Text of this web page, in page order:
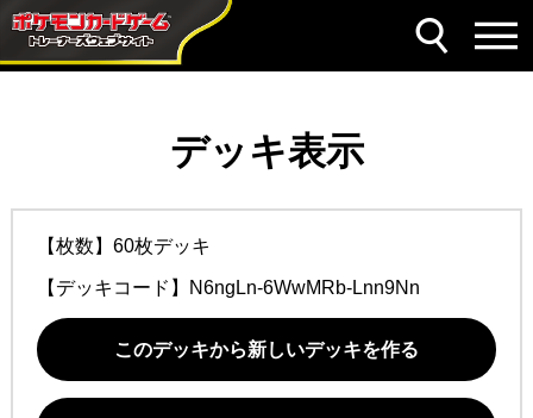
デッキ表示
【枚数】60枚デッキ
【デッキコード】 N6ngLn-6WwMRb-Lnn9Nn
このデッキから新しいデッキを作る